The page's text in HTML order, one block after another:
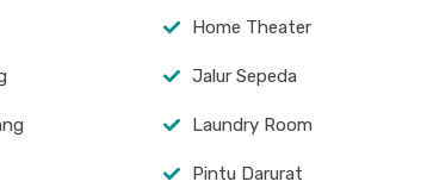
Home Theater
Jalur Sepeda
Laundry Room
Pintu Darurat